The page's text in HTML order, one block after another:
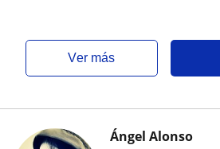
ver más
Ángel Alonso